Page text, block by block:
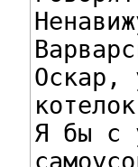
Оскар,
Я бы с